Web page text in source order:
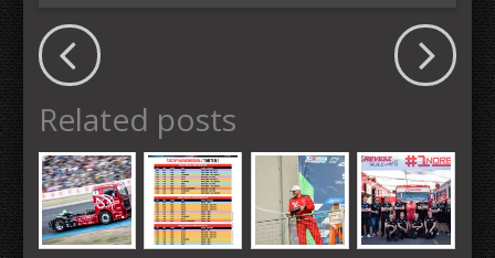
Related posts